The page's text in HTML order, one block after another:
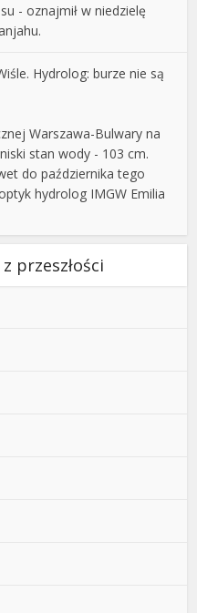
- oznajmił w niedzielę
Hydrolog: burze nie są
Warszawa-Bulwary na
stan wody - 103 cm.
do października tego
hydrolog IMGW Emilia
przeszłości